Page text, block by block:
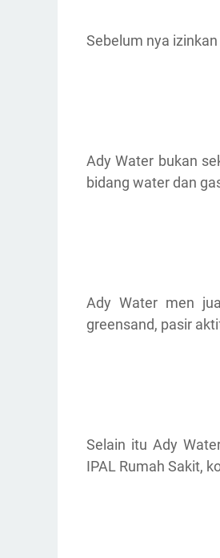
Sebelum nya
Ady Water bukan
bidang water dan
Ady Water men
greensand, pasir
Selain itu Ady
IPAL Rumah Sakit,